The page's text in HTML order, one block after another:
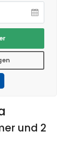
und 2